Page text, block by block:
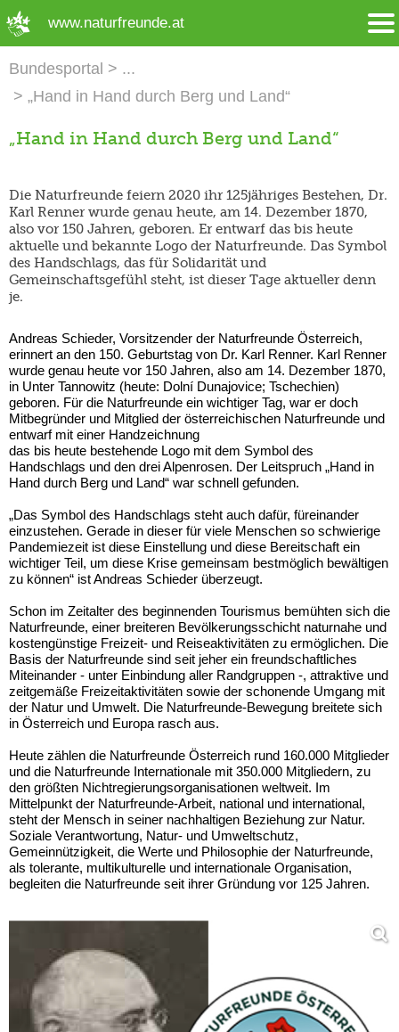
www.naturfreunde.at
Bundesportal
„Hand in Hand durch Berg und Land“
„Hand in Hand durch Berg und Land“
Die Naturfreunde feiern 2020 ihr 125jähriges Bestehen, Dr.
Karl Renner wurde genau heute, am 14. Dezember 1870,
also vor 150 Jahren, geboren. Er entwarf das bis heute
aktuelle und bekannte Logo der Naturfreunde. Das Symbol
des Handschlags, das für Solidarität und
Gemeinschaftsgefühl steht, ist dieser Tage aktueller denn
je.
Andreas Schieder, Vorsitzender der Naturfreunde Österreich,
erinnert an den 150. Geburtstag von Dr. Karl Renner. Karl Renner
wurde genau heute vor 150 Jahren, also am 14. Dezember 1870,
in Unter Tannowitz (heute: Dolní Dunajovice; Tschechien)
geboren. Für die Naturfreunde ein wichtiger Tag, war er doch
Mitbegründer und Mitglied der österreichischen Naturfreunde und
entwarf mit einer Handzeichnung
das bis heute bestehende Logo mit dem Symbol des
Handschlags und den drei Alpenrosen. Der Leitspruch „Hand in
Hand durch Berg und Land“ war schnell gefunden.
„Das Symbol des Handschlags steht auch dafür, füreinander
einzustehen. Gerade in dieser für viele Menschen so schwierige
Pandemiezeit ist diese Einstellung und diese Bereitschaft ein
wichtiger Teil, um diese Krise gemeinsam bestmöglich bewältigen
zu können“ ist Andreas Schieder überzeugt.
Schon im Zeitalter des beginnenden Tourismus bemühten sich die
Naturfreunde, einer breiteren Bevölkerungsschicht naturnahe und
kostengünstige Freizeit- und Reiseaktivitäten zu ermöglichen. Die
Basis der Naturfreunde sind seit jeher ein freundschaftliches
Miteinander - unter Einbindung aller Randgruppen -, attraktive und
zeitgemäße Freizeitaktivitäten sowie der schonende Umgang mit
der Natur und Umwelt. Die Naturfreunde-Bewegung breitete sich
in Österreich und Europa rasch aus.
Heute zählen die Naturfreunde Österreich rund 160.000 Mitglieder
und die Naturfreunde Internationale mit 350.000 Mitgliedern, zu
den größten Nichtregierungsorganisationen weltweit. Im
Mittelpunkt der Naturfreunde-Arbeit, national und international,
steht der Mensch in seiner nachhaltigen Beziehung zur Natur.
Soziale Verantwortung, Natur- und Umweltschutz,
Gemeinnützigkeit, die Werte und Philosophie der Naturfreunde,
als tolerante, multikulturelle und internationale Organisation,
begleiten die Naturfreunde seit ihrer Gründung vor 125 Jahren.